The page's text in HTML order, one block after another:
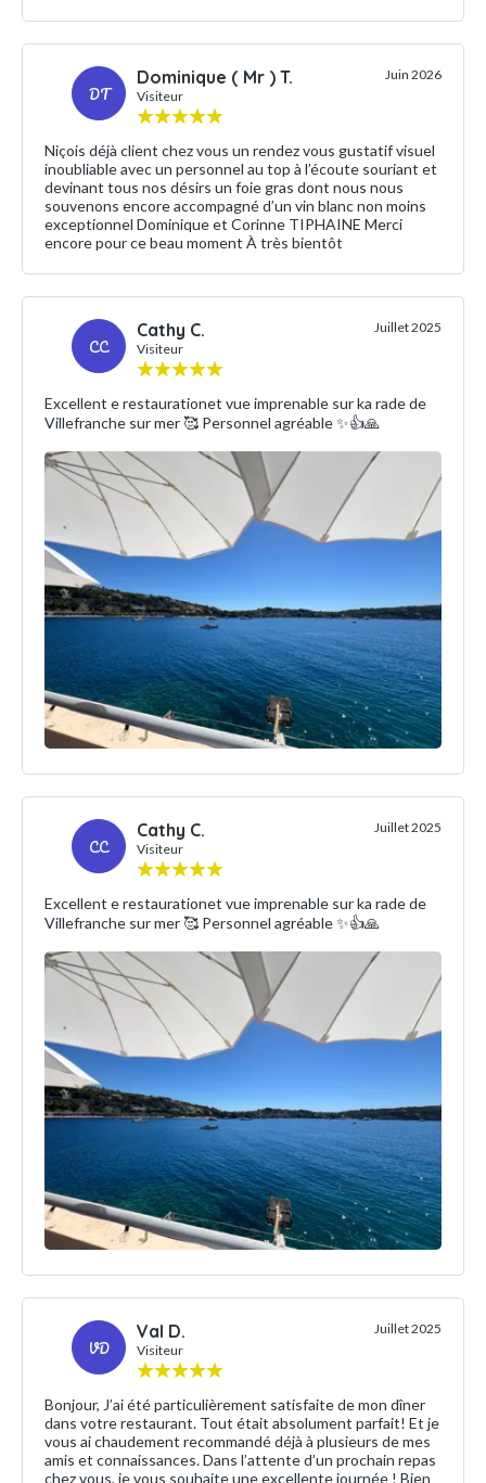
DT
Dominique ( Mr ) T.
Visiteur
Juin 2026
Niçois déjà client chez vous un rendez vous gustatif visuel
inoubliable avec un personnel au top à l’écoute souriant et
devinant tous nos désirs un foie gras dont nous nous
souvenons encore accompagné d’un vin blanc non moins
exceptionnel Dominique et Corinne TIPHAINE Merci
encore pour ce beau moment À très bientôt
CC
Cathy C.
Visiteur
Juillet 2025
Excellent e restaurationet vue imprenable sur ka rade de
Villefranche sur mer 🥰 Personnel agréable ✨👍🙏
CC
Cathy C.
Visiteur
Juillet 2025
Excellent e restaurationet vue imprenable sur ka rade de
Villefranche sur mer 🥰 Personnel agréable ✨👍🙏
VD
Val D.
Visiteur
Juillet 2025
Bonjour, J’ai été particulièrement satisfaite de mon dîner
dans votre restaurant. Tout était absolument parfait! Et je
vous ai chaudement recommandé déjà à plusieurs de mes
amis et connaissances. Dans l’attente d’un prochain repas
chez vous, je vous souhaite une excellente journée ! Bien